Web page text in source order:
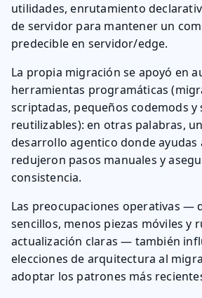
utilidades, enrutamiento
de servidor para mantener un
predecible en servidor/edge.
La propia migración se apoyó en
herramientas programáticas
scriptadas, pequeños codemods y
reutilizables): en otras palabras,
desarrollo agentico donde ayudas
redujeron pasos manuales y
consistencia.
Las preocupaciones operativas —
sencillos, menos piezas móviles y
actualización claras — también
elecciones de arquitectura al
adoptar los patrones más